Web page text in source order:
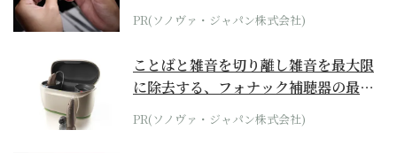
PR(ソノヴァ・ジャパン株式会社)
ことばと雑音を切り離し雑音を最大限
に除去する、フォナック補聴器の最上
位モデル
PR(ソノヴァ・ジャパン株式会社)